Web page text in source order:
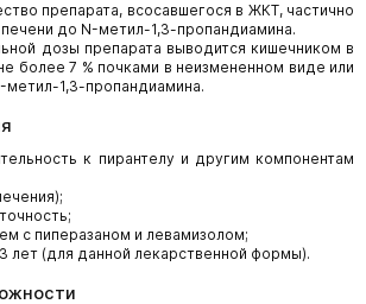
препарата, всосавшегося в ЖКТ, частично
до N-метил-1,3-пропандиамина.
дозы препарата выводится кишечником в
более 7 % почками в неизмененном виде или
метил-1,3-пропандиамина.
к пирантелу и другим компонентам
с пиперазаном и левамизолом;
лет (для данной лекарственной формы).